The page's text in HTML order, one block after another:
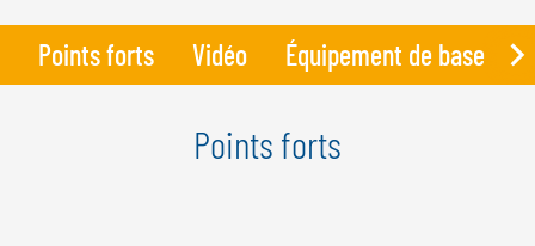
Points forts Vidéo Équipement de base
Points forts